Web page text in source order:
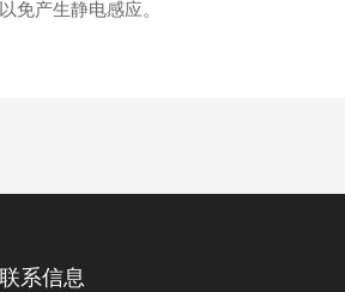
免产生静电感应。
联系信息